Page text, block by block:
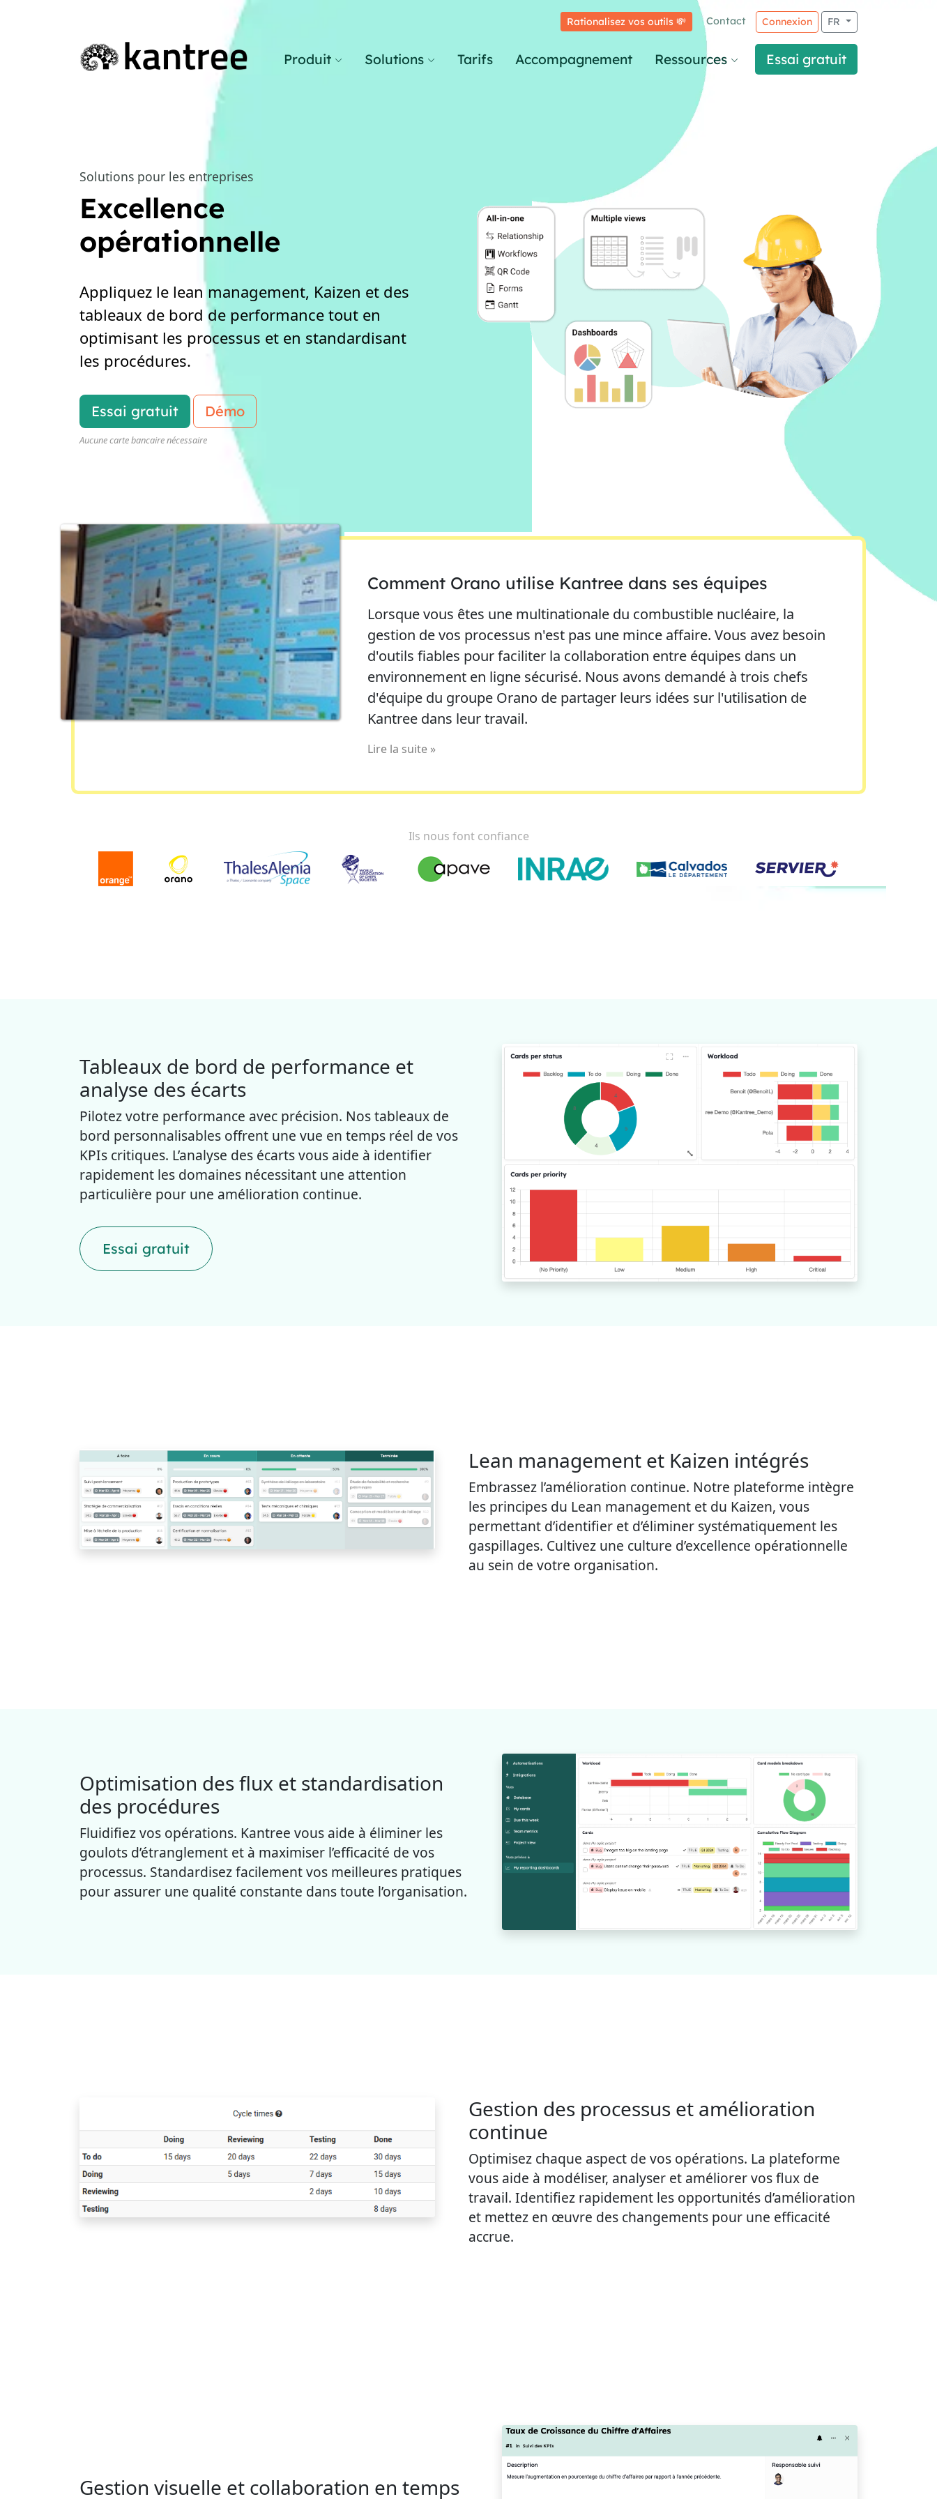
Rationalisez vos outils 💸 Contact Connexion FR
Produit Solutions Tarifs Accompagnement Ressources Essai gratuit
Solutions pour les entreprises
Excellence
opérationnelle
Appliquez le lean management, Kaizen et des
tableaux de bord de performance tout en
optimisant les processus et en standardisant
les procédures.
Essai gratuit Démo
Aucune carte bancaire nécessaire
Comment Orano utilise Kantree dans ses équipes
Lorsque vous êtes une multinationale du combustible nucléaire, la
gestion de vos processus n'est pas une mince affaire. Vous avez besoin
d'outils fiables pour faciliter la collaboration entre équipes dans un
environnement en ligne sécurisé. Nous avons demandé à trois chefs
d'équipe du groupe Orano de partager leurs idées sur l'utilisation de
Kantree dans leur travail.
Lire la suite »
Ils nous font confiance
Tableaux de bord de performance et
analyse des écarts
Pilotez votre performance avec précision. Nos tableaux de
bord personnalisables offrent une vue en temps réel de vos
KPIs critiques. L’analyse des écarts vous aide à identifier
rapidement les domaines nécessitant une attention
particulière pour une amélioration continue.
Essai gratuit
Lean management et Kaizen intégrés
Embrassez l’amélioration continue. Notre plateforme intègre
les principes du Lean management et du Kaizen, vous
permettant d’identifier et d’éliminer systématiquement les
gaspillages. Cultivez une culture d’excellence opérationnelle
au sein de votre organisation.
Optimisation des flux et standardisation
des procédures
Fluidifiez vos opérations. Kantree vous aide à éliminer les
goulots d’étranglement et à maximiser l’efficacité de vos
processus. Standardisez facilement vos meilleures pratiques
pour assurer une qualité constante dans toute l’organisation.
Gestion des processus et amélioration
continue
Optimisez chaque aspect de vos opérations. La plateforme
vous aide à modéliser, analyser et améliorer vos flux de
travail. Identifiez rapidement les opportunités d’amélioration
et mettez en œuvre des changements pour une efficacité
accrue.
Gestion visuelle et collaboration en temps